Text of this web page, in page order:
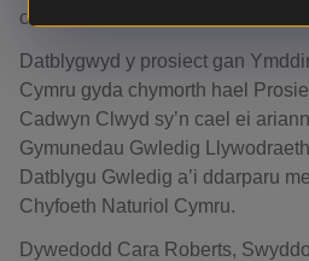
cerdded myfyriol a braslunio.
Datblygwyd y prosiect gan
Cymru gyda chymorth hael
Cadwyn Clwyd sy’n cael ei
Gymunedau Gwledig
Datblygu Gwledig a’i ddarparu
Chyfoeth Naturiol Cymru.
Dywedodd Cara Roberts,